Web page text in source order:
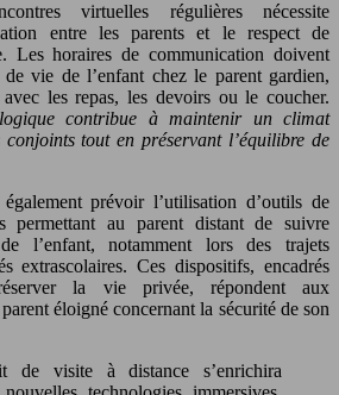
virtuelles régulières nécessite
entre les parents et le respect de
Les horaires de communication doivent
vie de l’enfant chez le parent gardien,
les repas, les devoirs ou le coucher.
contribue à maintenir un climat
conjoints tout en préservant l’équilibre de
prévoir l’utilisation d’outils de
permettant au parent distant de suivre
l’enfant, notamment lors des trajets
extrascolaires. Ces dispositifs, encadrés
la vie privée, répondent aux
éloigné concernant la sécurité de son
de visite à distance s’enrichira